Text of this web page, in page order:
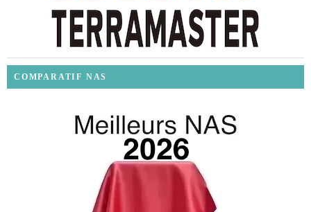
COMPARATIF NAS